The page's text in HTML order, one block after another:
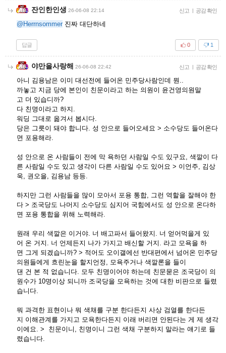
잔인한인생 26-06-08 22:14 신고 | 공감 확인
@Herrnsommer진짜 대단하네
답글 1
0
야만을사랑해 26-06-08 22:42 신고 | 공감 확인
아니 김용남은 이미 대선전에 들어온 민주당사람인데 뭔..
까놓고 지금 당에 본인이 친문이라고 하는 의원이 윤건영의원말
고 더 있습디까?
다 친명이라고 하지.
워딩 그대로 옮겨서 봅시다.
당은 그릇이 돼야 합니다. 성 안으로 들어오세요 > 소수당도 들어온다
면 포용해라.
성 안으로 온 사람들이 전에 막 욕하던 사람일 수도 있구요, 색깔이 다
른 사람일 수도 있고 생각이 다른 사람일 수도 있어요 > 이언주, 김상
욱, 권오을, 김용남 등등.
하지만 그런 사람들을 많이 모아서 포용 통합, 그런 역할을 잘해야 한
다 > 조국당도 나머지 소수당도 심지어 국힘에서도 성 안으로 온다하
면 포용 통합을 위해 노력해라.
원래 우리 색깔은 이거야. 너 배고파서 들어왔지. 너 얻어먹을게 있
어 온 거지. 너 언제든지 나가 가지고 배신할 거지. 라고 모욕을 하
면 그게 되겠습니까? > 적어도 오이갤에선 반대편에서 넘어온 민주당
의원들에게 흐린눈을 할지언정, 모욕주거나 색깔론을 들이
댄 건 본 적 없습니다. 모두 친명이어야 하는데 친문묻은 조국당이 의
원수가 10명이상 되니까 조국당을 모욕하는 것에 대한 비판으로 들렸
습니다.
뭐 과격한 표현이나 뭐 색채를 구분 한다든지 사상 검열를 한다든
지 이해관계를 가지고 모욕한다든지 이래 버리면 안된다는 게 제 생각
이에요. > 친문이니, 친명이니 그런 색채 구분하지 말라는 얘기로 들
렸습니다.